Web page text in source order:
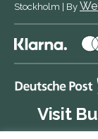
Stockholm
By
Visit